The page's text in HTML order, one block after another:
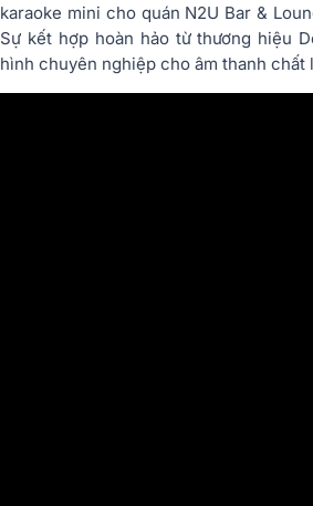
karaoke mini cho quán N2U Bar &
Sự kết hợp hoàn hảo từ thương hiệu
hình chuyên nghiệp cho âm thanh chất